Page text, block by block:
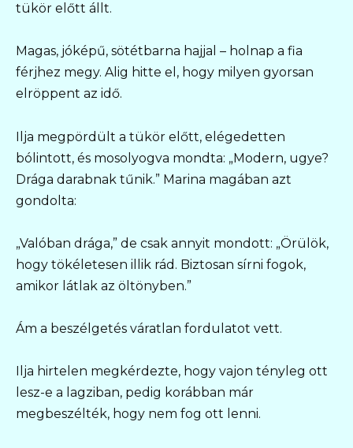
tükör előtt állt.
Magas, jóképű, sötétbarna hajjal – holnap a fia
férjhez megy. Alig hitte el, hogy milyen gyorsan
elröppent az idő.
Ilja megpördült a tükör előtt, elégedetten
bólintott, és mosolyogva mondta: „Modern, ugye?
Drága darabnak tűnik.” Marina magában azt
gondolta:
„Valóban drága,” de csak annyit mondott: „Örülök,
hogy tökéletesen illik rád. Biztosan sírni fogok,
amikor látlak az öltönyben.”
Ám a beszélgetés váratlan fordulatot vett.
Ilja hirtelen megkérdezte, hogy vajon tényleg ott
lesz-e a lagziban, pedig korábban már
megbeszélték, hogy nem fog ott lenni.